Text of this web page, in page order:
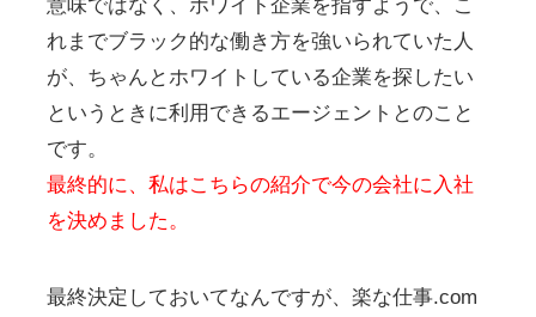
意味ではなく、ホワイト企業を指すようで、こ
れまでブラック的な働き方を強いられていた人
が、ちゃんとホワイトしている企業を探したい
というときに利用できるエージェントとのこと
です。
最終的に、私はこちらの紹介で今の会社に入社
を決めました。
最終決定しておいてなんですが、楽な仕事.com